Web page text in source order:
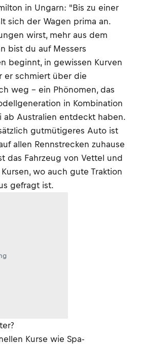
in Ungarn: "Bis zu einer
sich der Wagen prima an.
wirst, mehr aus dem
bist du auf Messers
beginnt, in gewissen Kurven
er schmiert über die
weg – ein Phönomen, das
in Kombination
ab Australien entdeckt haben.
gutmütigeres Auto ist
allen Rennstrecken zuhause
das Fahrzeug von Vettel und
wo auch gute Traktion
gefragt ist.
Kurse wie Spa-